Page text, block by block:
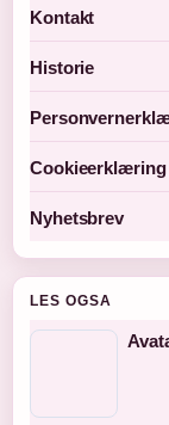
Kontakt
Historie
Cookieerklæring
Nyhetsbrev
LES OGSA